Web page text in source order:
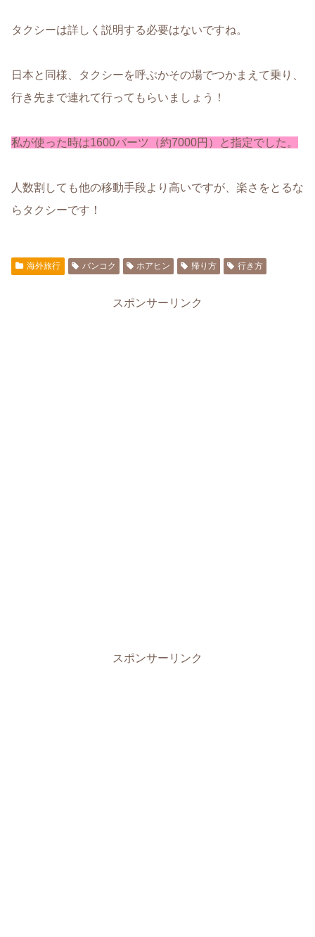
タクシーは詳しく説明する必要はないですね。
日本と同様、タクシーを呼ぶかその場でつかまえて乗り、
行き先まで連れて行ってもらいましょう！
私が使った時は1600バーツ（約7000円）と指定でした。
人数割しても他の移動手段より高いですが、楽さをとるな
らタクシーです！
海外旅行 バンコク ホアヒン 帰り方 行き方
スポンサーリンク
スポンサーリンク